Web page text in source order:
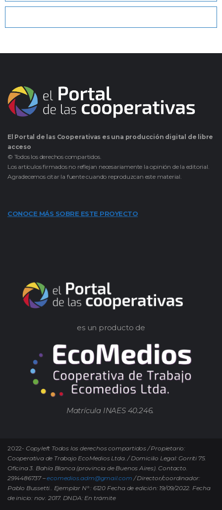
El Portal de las Cooperativas es una producción digital de libre
acceso
© Todos los derechos compartidos.
Los artículos firmados no reflejan necesariamente la opinión de la editorial.
Agradecemos citar la fuente cuando reproduzcan este material.
CONOCE MÁS SOBRE ESTE PROYECTO
es un producto de
Matrícula INAES 40.246.
2022- Copyleft Todos los derechos compartidos / Propietario:
Cooperativa de Trabajo EcoMedios Ltda. / Domicilio Legal: Gorriti 75.
Oficina 3. Bahía Blanca (provincia de Buenos Aires). Contacto.
2914486737 –ecomedios.adm@gmail.com / Director/coordinador:
Pablo Bussetti.. Ejemplar N° : 6120 Fecha de edición: 19/09/2022. Fecha
de inicio: nov. 2017. DNDA: En trámite